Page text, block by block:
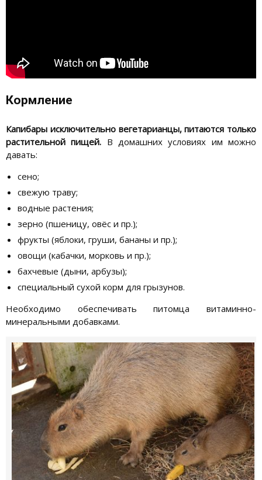
Кормление
Капибары исключительно вегетарианцы, питаются только
растительной пищей. В домашних условиях им можно
давать:
сено;
свежую траву;
водные растения;
зерно (пшеницу, овёс и пр.);
фрукты (яблоки, груши, бананы и пр.);
овощи (кабачки, морковь и пр.);
бахчевые (дыни, арбузы);
специальный сухой корм для грызунов.
Необходимо обеспечивать питомца витаминно-
минеральными добавками.